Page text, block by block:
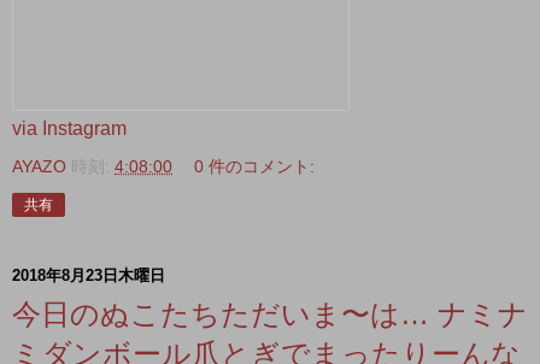
via Instagram
AYAZO 時刻: 4:08:00 0 件のコメント:
共有
2018年8月23日木曜日
今日のぬこたちただいま〜は… ナミナ
ミダンボール爪とぎでまったりーんな